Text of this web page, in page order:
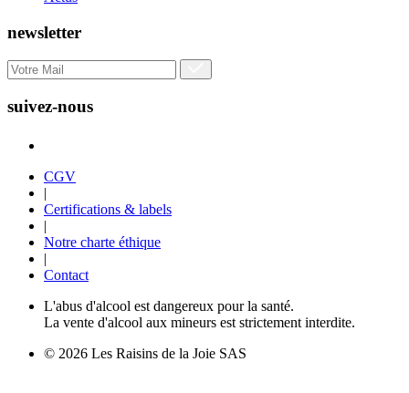
newsletter
suivez-nous
CGV
|
Certifications & labels
|
Notre charte éthique
|
Contact
L'abus d'alcool est dangereux pour la santé.
La vente d'alcool aux mineurs est strictement interdite.
© 2026 Les Raisins de la Joie SAS